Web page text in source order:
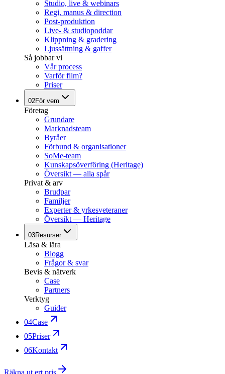
Studio, live & webinars
Regi, manus & direction
Post-produktion
Live- & studiopoddar
Klippning & gradering
Ljussättning & gaffer
Så jobbar vi
Vår process
Varför film?
Priser
02För vem
Företag
Grundare
Marknadsteam
Byråer
Förbund & organisationer
SoMe-team
Kunskapsöverföring (Heritage)
Översikt — alla spår
Privat & arv
Brudpar
Familjer
Experter & yrkesveteraner
Översikt — Heritage
03Resurser
Läsa & lära
Blogg
Frågor & svar
Bevis & nätverk
Case
Partners
Verktyg
Guider
04Case
05Priser
06Kontakt